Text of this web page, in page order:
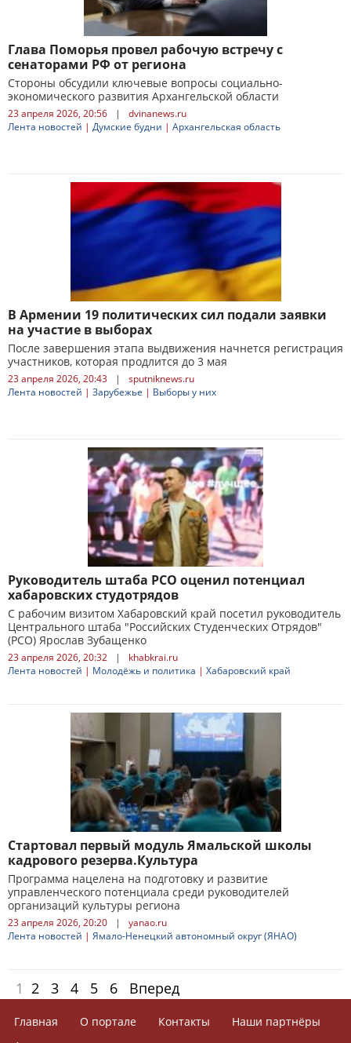
Глава Поморья провел рабочую встречу с
сенаторами РФ от региона
Стороны обсудили ключевые вопросы социально-
экономического развития Архангельской области
23 апреля 2026, 20:56 |
dvinanews.ru
Лента новостей | Думские будни | Архангельская область
В Армении 19 политических сил подали заявки
на участие в выборах
После завершения этапа выдвижения начнется регистрация
участников, которая продлится до 3 мая
23 апреля 2026, 20:43 |
sputniknews.ru
Лента новостей | Зарубежье | Выборы у них
Руководитель штаба РСО оценил потенциал
хабаровских студотрядов
С рабочим визитом Хабаровский край посетил руководитель
Центрального штаба "Российских Студенческих Отрядов"
(РСО) Ярослав Зубащенко
23 апреля 2026, 20:32 |
khabkrai.ru
Лента новостей | Молодёжь и политика | Хабаровский край
Стартовал первый модуль Ямальской школы
кадрового резерва.Культура
Программа нацелена на подготовку и развитие
управленческого потенциала среди руководителей
организаций культуры региона
23 апреля 2026, 20:20 |
yanao.ru
Лента новостей | Ямало-Ненецкий автономный округ (ЯНАО)
1 2 3 4 5 6 Вперед
Главная О портале Контакты
Наши партнёры